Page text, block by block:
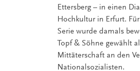
Ettersberg – in einen
Hochkultur in Erfurt.
Serie wurde damals
Topf & Söhne gewählt
Mittäterschaft an den
Nationalsozialisten.